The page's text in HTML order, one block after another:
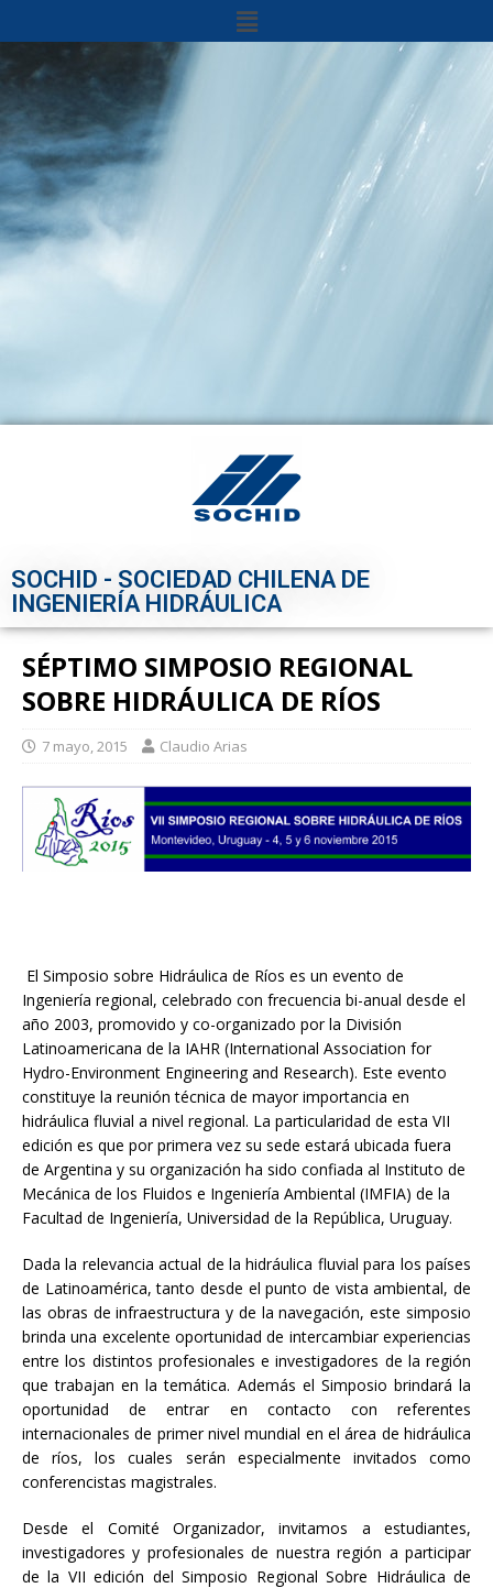
SOCHID - SOCIEDAD CHILENA DE
INGENIERÍA HIDRÁULICA
SÉPTIMO SIMPOSIO REGIONAL
SOBRE HIDRÁULICA DE RÍOS
7 mayo, 2015 Claudio Arias
El Simposio sobre Hidráulica de Ríos es un evento de
Ingeniería regional, celebrado con frecuencia bi-anual desde el
año 2003, promovido y co-organizado por la División
Latinoamericana de la IAHR (International Association for
Hydro-Environment Engineering and Research). Este evento
constituye la reunión técnica de mayor importancia en
hidráulica fluvial a nivel regional. La particularidad de esta VII
edición es que por primera vez su sede estará ubicada fuera
de Argentina y su organización ha sido confiada al Instituto de
Mecánica de los Fluidos e Ingeniería Ambiental (IMFIA) de la
Facultad de Ingeniería, Universidad de la República, Uruguay.
Dada la relevancia actual de la hidráulica fluvial para los países
de Latinoamérica, tanto desde el punto de vista ambiental, de
las obras de infraestructura y de la navegación, este simposio
brinda una excelente oportunidad de intercambiar experiencias
entre los distintos profesionales e investigadores de la región
que trabajan en la temática. Además el Simposio brindará la
oportunidad de entrar en contacto con referentes
internacionales de primer nivel mundial en el área de hidráulica
de ríos, los cuales serán especialmente invitados como
conferencistas magistrales.
Desde el Comité Organizador, invitamos a estudiantes,
investigadores y profesionales de nuestra región a participar
de la VII edición del Simposio Regional Sobre Hidráulica de